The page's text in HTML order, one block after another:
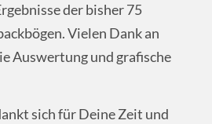
der bisher 75
Vielen Dank an
Auswertung und grafische
sich für Deine Zeit und